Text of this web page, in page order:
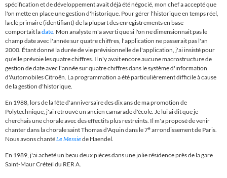
spécification et de développement avait déjà été négocié, mon chef a accepté que
l'on mette en place une gestion d'historique. Pour gérer l'historique en temps réel,
la clé primaire (identifiant) de la plupart des enregistrements en base
comportait ladate. Mon analyste m'a averti que si l'on ne dimensionnait pas le
champ date avec l'année sur quatre chiffres, l'application ne passerait pas l'an
2000. Étant donné la durée de vie prévisionnelle de l'application, j'ai insisté pour
qu'elle prévoie les quatre chiffres. Il n'y avait encore aucune macrostructure de
gestion de date avec l'année sur quatre chiffres dans le système d'information
d'Automobiles Citroën. La programmation a été particulièrement difficile à cause
de la gestion d'historique.
En 1988, lors de la fête d'anniversaire des dix ans de ma promotion de
Polytechnique, j'ai retrouvé un ancien camarade d'école. Je lui ai dit que je
cherchais une chorale avec des effectifs plus restreints. Il m'a proposé de venir
chanter dans la chorale saint Thomas d'Aquin dans le 7earrondissement de Paris.
Nous avons chantéLe Messiede Haendel.
En 1989, j'ai acheté un beau deux pièces dans une jolie résidence près de la gare
Saint-Maur Créteil du RER A.